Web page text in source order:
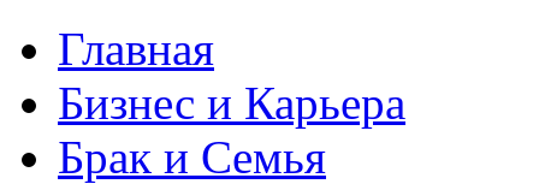
Главная
Бизнес и Карьера
Брак и Семья